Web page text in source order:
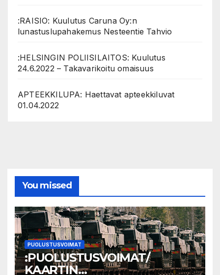
:RAISIO: Kuulutus Caruna Oy:n
lunastuslupahakemus Nesteentie Tahvio
:HELSINGIN POLIISILAITOS: Kuulutus
24.6.2022 – Takavarikoitu omaisuus
APTEEKKILUPA: Haettavat apteekkiluvat
01.04.2022
You missed
PUOLUSTUSVOIMAT
:PUOLUSTUSVOIMAT/
KAARTIN